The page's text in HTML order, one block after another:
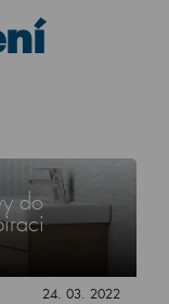
do
24. 03. 2022